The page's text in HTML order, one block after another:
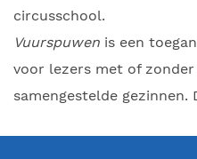
circusschool.
Vuurspuwen is een
voor lezers met of
samengestelde gezinnen.